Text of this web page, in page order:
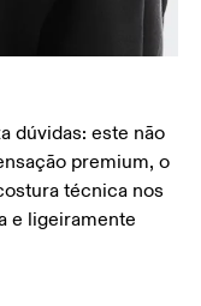
dúvidas: este não
premium, o
técnica nos
e ligeiramente